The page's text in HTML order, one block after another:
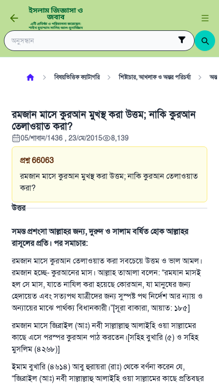
বিষয়ভিত্তিক ক্যাটাগরি শিষ্টাচার, আখলাক ও অন্তর পরিচর্যা
রমজান মাসে কুরআন মুখস্থ করা উত্তম; নাকি কুরআন
তেলাওয়াত করা?
05/শাবান/1436 , 23/মে/2015 8,139
প্রশ্ন 66063
রমজান মাসে কুরআন মুখস্থ করা উত্তম; নাকি কুরআন তেলাওয়াত
করা?
উত্তর
সমস্ত প্রশংসা আল্লাহর জন্য, দুরুদ ও সালাম বর্ষিত হোক আল্লাহর
রাসূলের প্রতি। পর সমাচার:
রমজান মাসে কুরআন তেলাওয়াত করা সবচেয়ে উত্তম ও ভাল আমল।
রমজান হচ্ছে- কুরআনের মাস। আল্লাহ তাআলা বলেন: “রমযান মাসই
হল সে মাস, যাতে নাযিল করা হয়েছে কোরআন, যা মানুষের জন্য
হেদায়েত এবং সত্যপথ যাত্রীদের জন্য সুস্পষ্ট পথ নির্দেশ আর ন্যায় ও
অন্যায়ের মাঝে পার্থক্য বিধানকারী।”[সূরা বাকারা, আয়াত: ১৮৫]
রমজান মাসে জিব্রাইল (আঃ) নবী সাল্লাল্লাহু আলাইহি ওয়া সাল্লামের
কাছে এসে পরস্পর কুরআন পাঠ করতেন।[সহিহ বুখারি (৫) ও সহিহ
মুসলিম (৪২৬৮)]
ইমাম বুখারি (৪৬১৪) আবু হুরায়রা (রাঃ) থেকে বর্ণনা করেন যে,
“জিব্রাইল (আঃ) নবী সাল্লাল্লাহু আলাইহি ওয়া সাল্লামের কাছে প্রতিবছর